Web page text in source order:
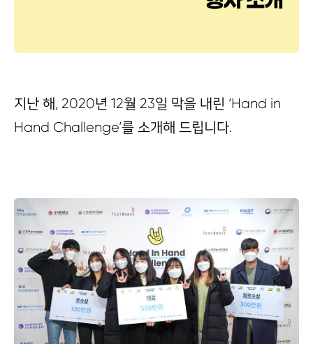
지난 해, 2020년 12월 23일 막을 내린 ‘Hand in
Hand Challenge’를 소개해 드립니다.